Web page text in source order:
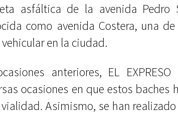
asfáltica de la avenida Pedro
como avenida Costera, una
en la ciudad.
anteriores, EL
ocasiones en que estos baches
Asimismo, se han